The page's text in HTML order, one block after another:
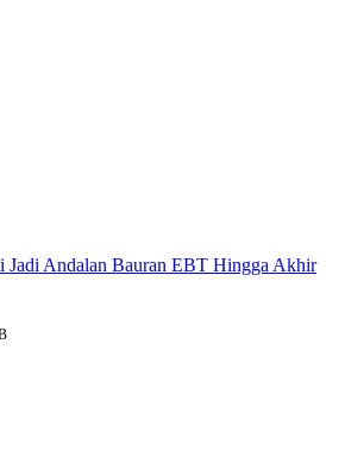
Jadi Andalan Bauran EBT Hingga Akhir